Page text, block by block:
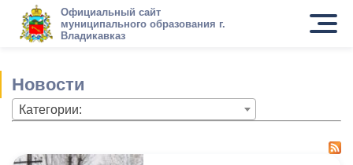
Официальный сайт
муниципального образования г.
Владикавказ
Новости
Категории: